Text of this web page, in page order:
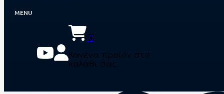
0
Κανένα προϊόν στο
καλάθι σας.